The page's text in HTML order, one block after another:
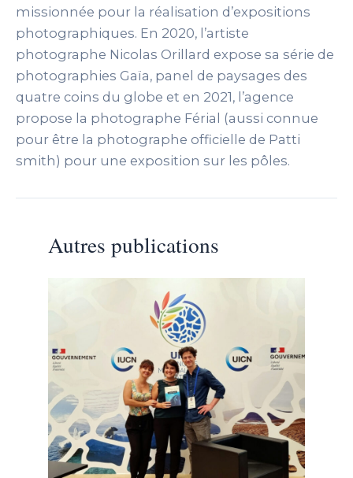
missionnée pour la réalisation d’expositions
photographiques. En 2020, l’artiste
photographe Nicolas Orillard expose sa série de
photographies Gaïa, panel de paysages des
quatre coins du globe et en 2021, l’agence
propose la photographe Férial (aussi connue
pour être la photographe officielle de Patti
smith) pour une exposition sur les pôles.
Autres publications